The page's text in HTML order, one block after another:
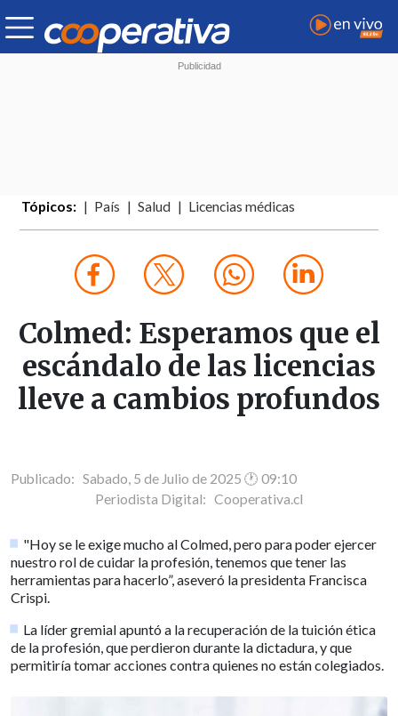
Tópicos: País Salud Licencias médicas
Colmed: Esperamos que el
escándalo de las licencias
lleve a cambios profundos
Publicado: Sabado, 5 de Julio de 2025 🕐 09:10
Periodista Digital: Cooperativa.cl
"Hoy se le exige mucho al Colmed, pero para poder ejercer
nuestro rol de cuidar la profesión, tenemos que tener las
herramientas para hacerlo”, aseveró la presidenta Francisca
Crispi.
La líder gremial apuntó a la recuperación de la tuición ética
de la profesión, que perdieron durante la dictadura, y que
permitiría tomar acciones contra quienes no están colegiados.